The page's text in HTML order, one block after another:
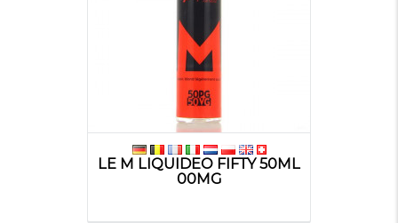
LE M LIQUIDEO FIFTY 50ML
00MG